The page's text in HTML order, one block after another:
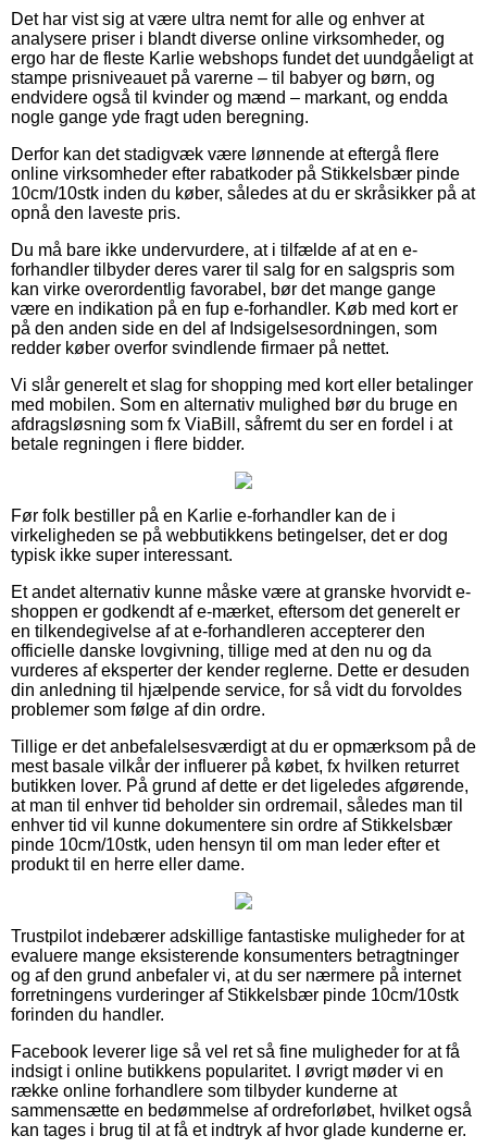
Det har vist sig at være ultra nemt for alle og enhver at
analysere priser i blandt diverse online virksomheder, og
ergo har de fleste Karlie webshops fundet det uundgåeligt at
stampe prisniveauet på varerne – til babyer og børn, og
endvidere også til kvinder og mænd – markant, og endda
nogle gange yde fragt uden beregning.
Derfor kan det stadigvæk være lønnende at eftergå flere
online virksomheder efter rabatkoder på Stikkelsbær pinde
10cm/10stk inden du køber, således at du er skråsikker på at
opnå den laveste pris.
Du må bare ikke undervurdere, at i tilfælde af at en e-
forhandler tilbyder deres varer til salg for en salgspris som
kan virke overordentlig favorabel, bør det mange gange
være en indikation på en fup e-forhandler. Køb med kort er
på den anden side en del af Indsigelsesordningen, som
redder køber overfor svindlende firmaer på nettet.
Vi slår generelt et slag for shopping med kort eller betalinger
med mobilen. Som en alternativ mulighed bør du bruge en
afdragsløsning som fx ViaBill, såfremt du ser en fordel i at
betale regningen i flere bidder.
Før folk bestiller på en Karlie e-forhandler kan de i
virkeligheden se på webbutikkens betingelser, det er dog
typisk ikke super interessant.
Et andet alternativ kunne måske være at granske hvorvidt e-
shoppen er godkendt af e-mærket, eftersom det generelt er
en tilkendegivelse af at e-forhandleren accepterer den
officielle danske lovgivning, tillige med at den nu og da
vurderes af eksperter der kender reglerne. Dette er desuden
din anledning til hjælpende service, for så vidt du forvoldes
problemer som følge af din ordre.
Tillige er det anbefalelsesværdigt at du er opmærksom på de
mest basale vilkår der influerer på købet, fx hvilken returret
butikken lover. På grund af dette er det ligeledes afgørende,
at man til enhver tid beholder sin ordremail, således man til
enhver tid vil kunne dokumentere sin ordre af Stikkelsbær
pinde 10cm/10stk, uden hensyn til om man leder efter et
produkt til en herre eller dame.
Trustpilot indebærer adskillige fantastiske muligheder for at
evaluere mange eksisterende konsumenters betragtninger
og af den grund anbefaler vi, at du ser nærmere på internet
forretningens vurderinger af Stikkelsbær pinde 10cm/10stk
forinden du handler.
Facebook leverer lige så vel ret så fine muligheder for at få
indsigt i online butikkens popularitet. I øvrigt møder vi en
række online forhandlere som tilbyder kunderne at
sammensætte en bedømmelse af ordreforløbet, hvilket også
kan tages i brug til at få et indtryk af hvor glade kunderne er.